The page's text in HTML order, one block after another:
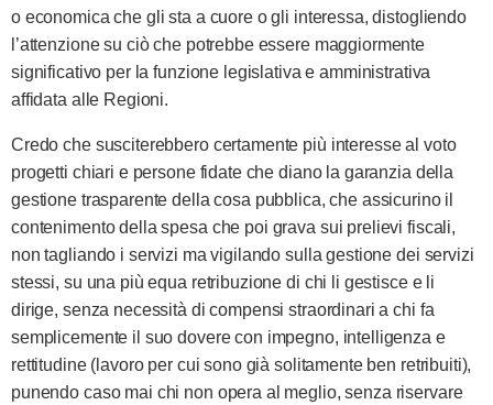
o economica che gli sta a cuore o gli interessa, distogliendo
l’attenzione su ciò che potrebbe essere maggiormente
significativo per la funzione legislativa e amministrativa
affidata alle Regioni.
Credo che susciterebbero certamente più interesse al voto
progetti chiari e persone fidate che diano la garanzia della
gestione trasparente della cosa pubblica, che assicurino il
contenimento della spesa che poi grava sui prelievi fiscali,
non tagliando i servizi ma vigilando sulla gestione dei servizi
stessi, su una più equa retribuzione di chi li gestisce e li
dirige, senza necessità di compensi straordinari a chi fa
semplicemente il suo dovere con impegno, intelligenza e
rettitudine (lavoro per cui sono già solitamente ben retribuiti),
punendo caso mai chi non opera al meglio, senza riservare